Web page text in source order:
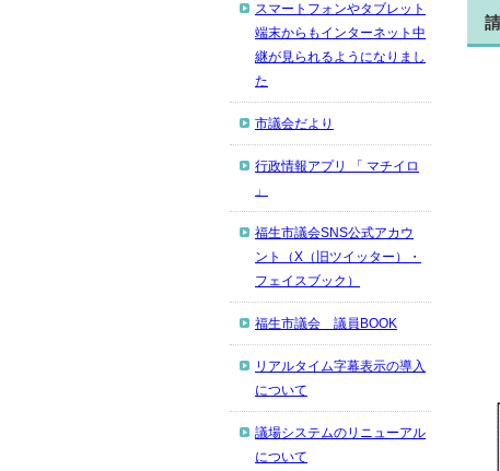
スマートフォンやタブレット
端末からもインターネット中
継が見られるようになりまし
た
市議会だより
行政情報アプリ 「 マチイロ
」
福生市議会SNS公式アカウ
ント（X（旧ツイッター）・
フェイスブック）
福生市議会 議員BOOK
リアルタイム字幕表示の導入
について
議場システムのリニューアル
について